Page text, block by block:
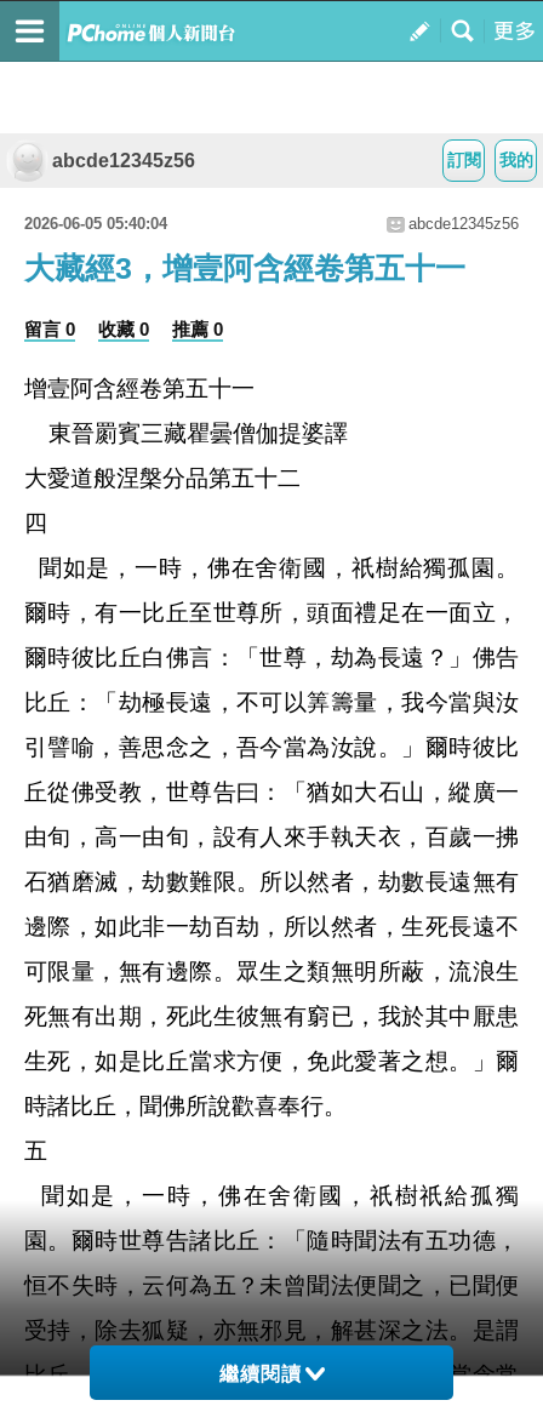
我的
訂閱
abcde12345z56
2026-06-05 05:40:04 abcde12345z56
大藏經3，增壹阿含經卷第五十一
留言 0 收藏 0 推薦 0
增壹阿含經卷第五十一
東晉罽賓三藏瞿曇僧伽提婆譯
大愛道般涅槃分品第五十二
四
聞如是，一時，佛在舍衛國，祇樹給獨孤園。
爾時，有一比丘至世尊所，頭面禮足在一面立，
爾時彼比丘白佛言：「世尊，劫為長遠？」佛告
比丘：「劫極長遠，不可以筭籌量，我今當與汝
引譬喻，善思念之，吾今當為汝說。」爾時彼比
丘從佛受教，世尊告曰：「猶如大石山，縱廣一
由旬，高一由旬，設有人來手執天衣，百歲一拂
石猶磨滅，劫數難限。所以然者，劫數長遠無有
邊際，如此非一劫百劫，所以然者，生死長遠不
可限量，無有邊際。眾生之類無明所蔽，流浪生
死無有出期，死此生彼無有窮已，我於其中厭患
生死，如是比丘當求方便，免此愛著之想。」爾
時諸比丘，聞佛所說歡喜奉行。
五
聞如是，一時，佛在舍衛國，祇樹祇給孤獨
園。爾時世尊告諸比丘：「隨時聞法有五功德，
恒不失時，云何為五？未曾聞法便聞之，已聞便
受持，除去狐疑，亦無邪見，解甚深之法。是謂
比丘，隨時聞法有此五功德，是故比丘，當念常
繼續閱讀